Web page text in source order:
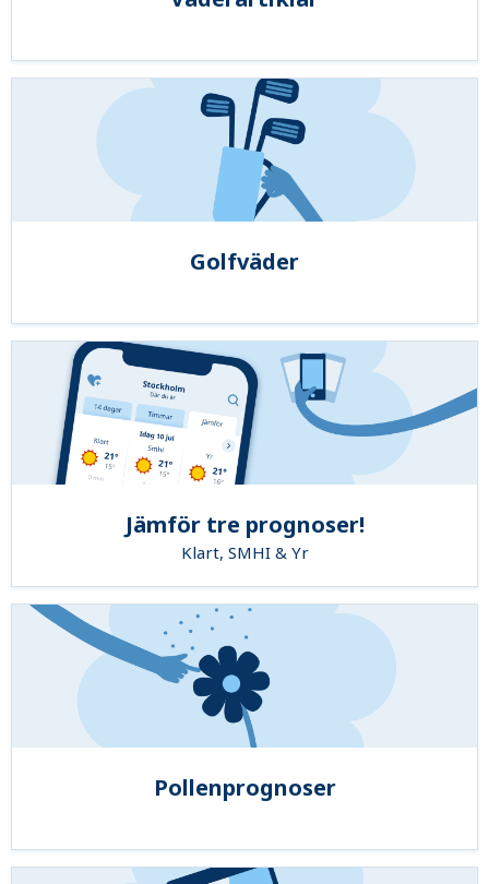
Golfväder
Jämför tre prognoser!
Klart, SMHI & Yr
Pollenprognoser